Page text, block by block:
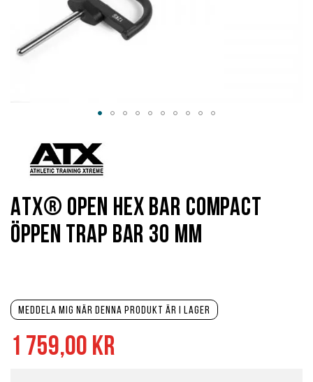
1 759,00 kr
Meddela mig när denna produkt är i lager
ATX® Open Hex Bar Compact
öppen Trap Bar 30 mm
början
bildgalleriet